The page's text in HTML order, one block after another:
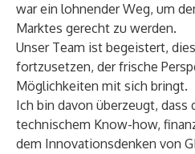
war ein lohnender Weg, um
Marktes gerecht zu werden.
Unser Team ist begeistert,
fortzusetzen, der frische
Möglichkeiten mit sich bringt.
Ich bin davon überzeugt, dass
technischem Know-how,
dem Innovationsdenken von